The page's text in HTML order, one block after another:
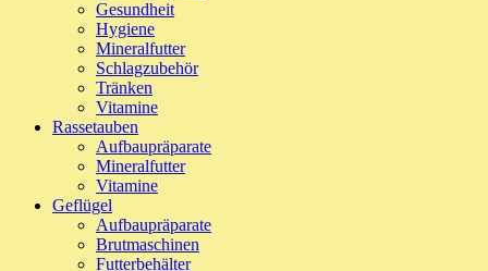
Gesundheit
Hygiene
Mineralfutter
Schlagzubehör
Tränken
Vitamine
Rassetauben
Aufbaupräparate
Mineralfutter
Vitamine
Geflügel
Aufbaupräparate
Brutmaschinen
Futterbehälter